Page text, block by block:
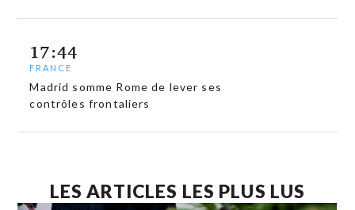
17:44
FRANCE
Madrid somme Rome de lever ses
contrôles frontaliers
LES ARTICLES LES PLUS LUS